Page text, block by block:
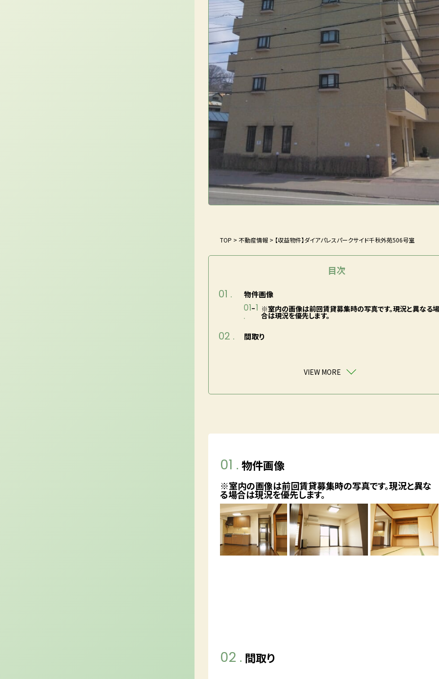
TOP >不動産情報 > 【収益物件】ダイアパレスパークサイド千秋外苑506号室
目次
01 . 物件画像
01 1
.
※室内の画像は前回賃貸募集時の写真です。現況と異なる
合は現況を優先します。
02 . 間取り
VIEW MORE
01 . 物件画像
※室内の画像は前回賃貸募集時の写真です。現況と異な
る場合は現況を優先します。
02 . 間取り